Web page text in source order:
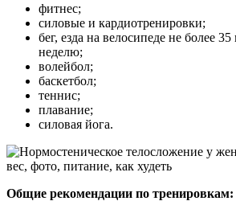
фитнес;
силовые и кардиотренировки;
бег, езда на велосипеде не более
неделю;
волейбол;
баскетбол;
теннис;
плавание;
силовая йога.
Общие рекомендации по тренировкам: